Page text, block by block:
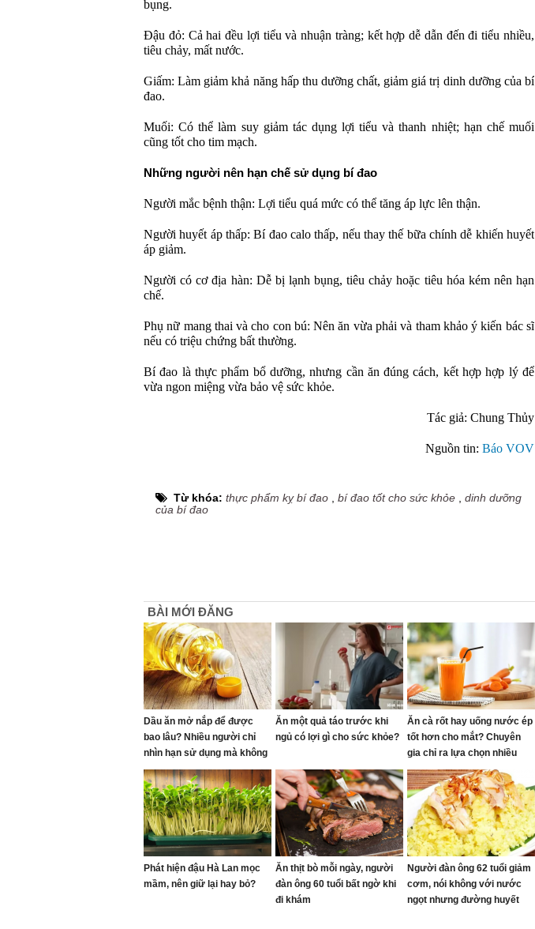
bụng.
Đậu đỏ: Cả hai đều lợi tiểu và nhuận tràng; kết hợp dễ dẫn đến đi tiểu nhiều,
tiêu chảy, mất nước.
Giấm: Làm giảm khả năng hấp thu dưỡng chất, giảm giá trị dinh dưỡng của bí
đao.
Muối: Có thể làm suy giảm tác dụng lợi tiểu và thanh nhiệt; hạn chế muối
cũng tốt cho tim mạch.
Những người nên hạn chế sử dụng bí đao
Người mắc bệnh thận: Lợi tiểu quá mức có thể tăng áp lực lên thận.
Người huyết áp thấp: Bí đao calo thấp, nếu thay thế bữa chính dễ khiến huyết
áp giảm.
Người có cơ địa hàn: Dễ bị lạnh bụng, tiêu chảy hoặc tiêu hóa kém nên hạn
chế.
Phụ nữ mang thai và cho con bú: Nên ăn vừa phải và tham khảo ý kiến bác sĩ
nếu có triệu chứng bất thường.
Bí đao là thực phẩm bổ dưỡng, nhưng cần ăn đúng cách, kết hợp hợp lý để
vừa ngon miệng vừa bảo vệ sức khỏe.
Tác giả: Chung Thủy
Nguồn tin: Báo VOV
Từ khóa: thực phẩm kỵ bí đao bí đao tốt cho sức khỏe
dinh dưỡng
của bí đao
BÀI MỚI ĐĂNG
Dầu ăn mở nắp để được
bao lâu? Nhiều người chỉ
nhìn hạn sử dụng mà không
biết điều này
Ăn một quả táo trước khi
ngủ có lợi gì cho sức khỏe?
Ăn cà rốt hay uống nước ép
tốt hơn cho mắt? Chuyên
gia chỉ ra lựa chọn nhiều
người chưa biết
Phát hiện đậu Hà Lan mọc
mầm, nên giữ lại hay bỏ?
Ăn thịt bò mỗi ngày, người
đàn ông 60 tuổi bất ngờ khi
đi khám
Người đàn ông 62 tuổi giảm
cơm, nói không với nước
ngọt nhưng đường huyết